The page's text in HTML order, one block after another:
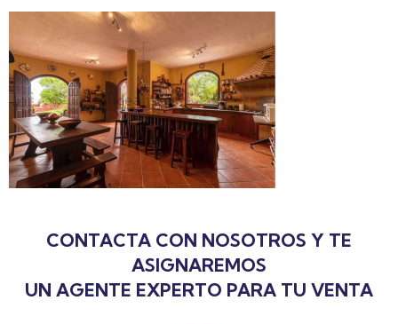
CONTACTA CON NOSOTROS Y TE
ASIGNAREMOS
UN AGENTE EXPERTO PARA TU VENTA